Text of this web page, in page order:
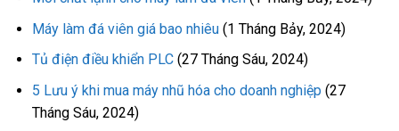
Máy làm đá viên giá bao nhiêu (1 Tháng Bảy, 2024)
Tủ điện điều khiển PLC (27 Tháng Sáu, 2024)
5 Lưu ý khi mua máy nhũ hóa cho doanh nghiệp (27
Tháng Sáu, 2024)